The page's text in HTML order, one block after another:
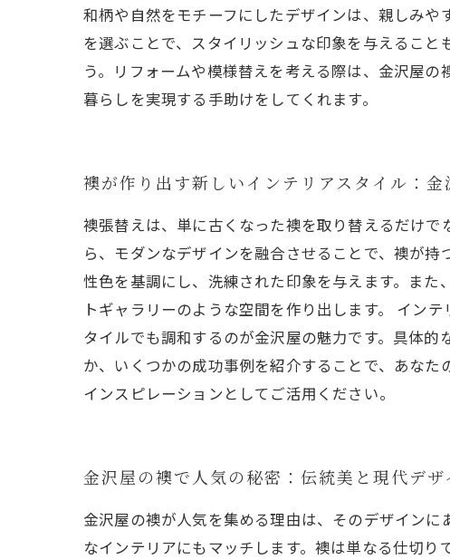
和柄や自然をモチーフにしたデザインは、親しみ
を選ぶことで、スタイリッシュな印象を与えるこ
う。リフォームや模様替えを考える際は、金沢屋
暮らしを実現する手助けをしてくれます。
襖が作り出す新しいインテリアスタイル：
襖張替えは、単に古くなった襖を取り替えるだけ
ら、モダンなデザインを融合させることで、襖が
性色を基調にし、洗練された印象を与えます。ま
トギャラリーのような空間を作り出します。 イン
タイルでも調和するのが金沢屋の魅力です。具体
か、いくつかの成功事例を紹介することで、あな
インスピレーションとしてご活用ください。
金沢屋の襖で人気の秘密：伝統美と現代デザ
金沢屋の襖が人気を集める理由は、そのデザイン
なインテリアにもマッチします。襖は単なる仕切